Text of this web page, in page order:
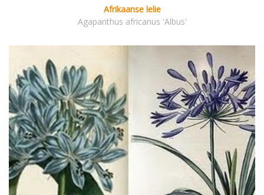
Afrikaanse lelie
Agapanthus africanus 'Albus'